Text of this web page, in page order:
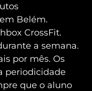
Belém.
CrossFit.
a semana.
por mês. Os
periodicidade
que o aluno